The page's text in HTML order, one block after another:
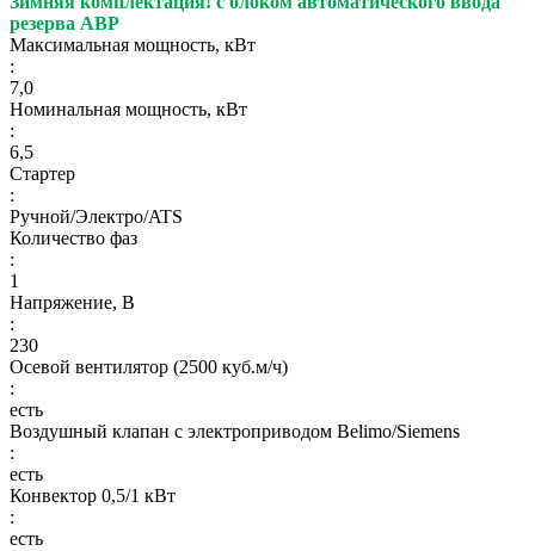
резерва АВР
Максимальная мощность, кВт
:
7,0
Номинальная мощность, кВт
:
6,5
Стартер
:
Ручной/Электро/ATS
Количество фаз
:
1
Напряжение, В
:
230
Осевой вентилятор (2500 куб.м/ч)
:
есть
Воздушный клапан с электроприводом Belimo/Siemens
:
есть
Конвектор 0,5/1 кВт
:
есть